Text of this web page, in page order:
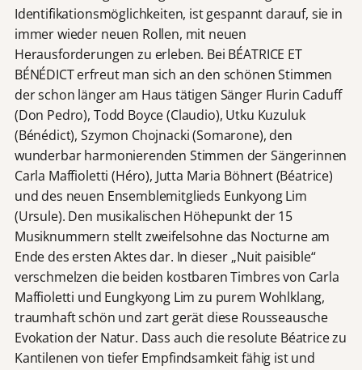
Identifikationsmöglichkeiten, ist gespannt darauf, sie in
immer wieder neuen Rollen, mit neuen
Herausforderungen zu erleben. Bei BÉATRICE ET
BÉNÉDICT erfreut man sich an den schönen Stimmen
der schon länger am Haus tätigen Sänger Flurin Caduff
(Don Pedro), Todd Boyce (Claudio), Utku Kuzuluk
(Bénédict), Szymon Chojnacki (Somarone), den
wunderbar harmonierenden Stimmen der Sängerinnen
Carla Maffioletti (Héro), Jutta Maria Böhnert (Béatrice)
und des neuen Ensemblemitglieds Eunkyong Lim
(Ursule). Den musikalischen Höhepunkt der 15
Musiknummern stellt zweifelsohne das Nocturne am
Ende des ersten Aktes dar. In dieser „Nuit paisible“
verschmelzen die beiden kostbaren Timbres von Carla
Maffioletti und Eungkyong Lim zu purem Wohlklang,
traumhaft schön und zart gerät diese Rousseausche
Evokation der Natur. Dass auch die resolute Béatrice zu
Kantilenen von tiefer Empfindsamkeit fähig ist und